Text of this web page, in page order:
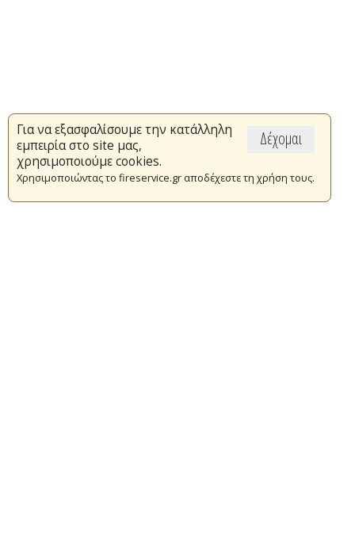
Δέχομαι
Για να εξασφαλίσουμε την κατάλληλη
εμπειρία στο site μας,
χρησιμοποιούμε cookies.
Χρησιμοποιώντας το fireservice.gr αποδέχεστε τη χρήση τους.